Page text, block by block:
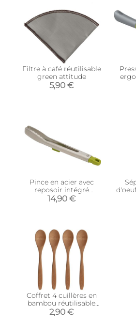
Filtre à café réutilisable
green attitude
5,90 €
Pince en acier avec
reposoir intégré
Elevate steel
14,90 €
Coffret 4 cuillères en
bambou réutilisable
Green attitude
2,90 €